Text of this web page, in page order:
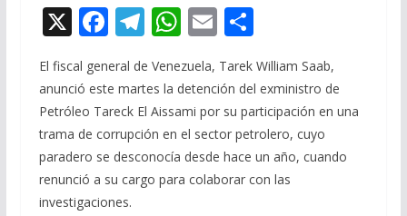
X F
ac
e
b
o
o
k
T
e
gr
a
m
W
at
s
A
p
p
E
ai
l
C
m
p
ar
ti
r
El fiscal general de Venezuela, Tarek William Saab,
anunció este martes la detención del exministro de
Petróleo Tareck El Aissami por su participación en una
trama de corrupción en el sector petrolero, cuyo
paradero se desconocía desde hace un año, cuando
renunció a su cargo para colaborar con las
investigaciones.